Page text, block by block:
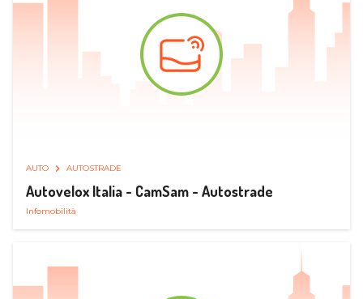
AUTO AUTOSTRADE
Autovelox Italia - CamSam - Autostrade
Infomobilità